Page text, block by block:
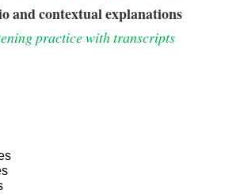
and contextual explanations
practice with transcripts